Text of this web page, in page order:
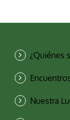
¿Quiénes
Nuestra